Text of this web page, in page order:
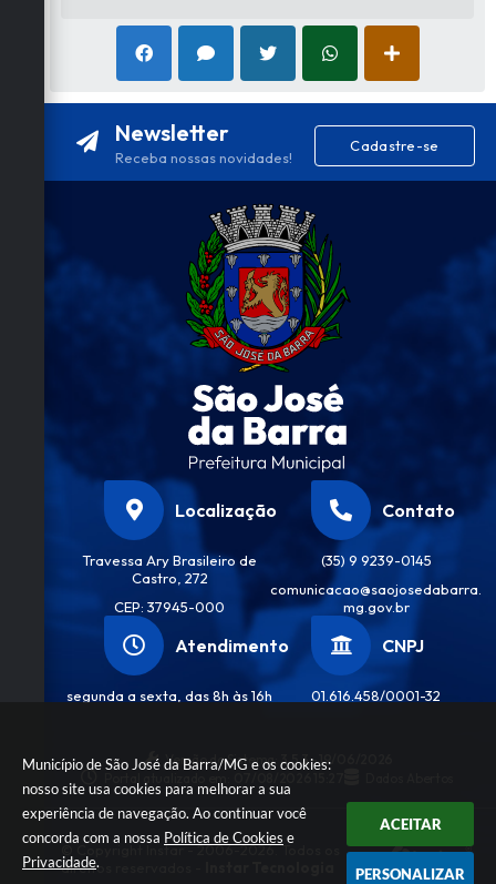
Município de São José da Barra/MG e os cookies:
nosso site usa cookies para melhorar a sua
experiência de navegação. Ao continuar você
concorda com a nossa Política de Cookies e
Privacidade.
ACEITAR
PERSONALIZAR
Newsletter
Receba nossas novidades!
Cadastre-se
Localização
Travessa Ary Brasileiro de
Castro, 272
CEP: 37945-000
Contato
(35) 9 9239-0145
comunicacao@saojosedabarra.
mg.gov.br
Atendimento
segunda a sexta, das 8h às 16h
CNPJ
01.616.458/0001-32
Versão do Sistema: 3.5.3 - 19/06/2026
© Copyright Instar - 2006-2026. Todos os
direitos reservados -